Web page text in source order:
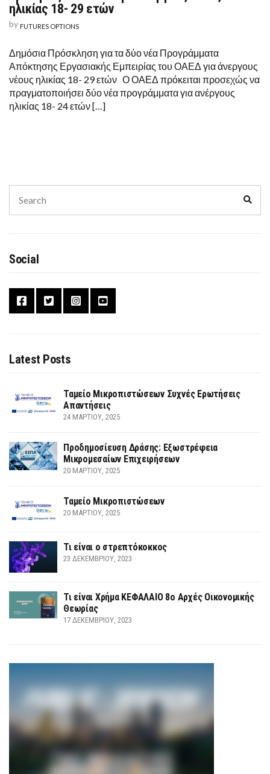
ηλικίας 18- 29 ετών
by FUTURES OPTIONS
Δημόσια Πρόσκληση για τα δύο νέα Προγράμματα
Απόκτησης Εργασιακής Εμπειρίας του ΟΑΕΔ για άνεργους
νέους ηλικίας 18- 29 ετών Ο ΟΑΕΔ πρόκειται προσεχώς να
πραγματοποιήσει δύο νέα προγράμματα για ανέργους
ηλικίας 18- 24 ετών […]
for:
Social
Latest Posts
Ταμείο Μικροπιστώσεων Συχνές Ερωτήσεις
Απαντήσεις
24 ΜΑΡΤΊΟΥ, 2025
Προδημοσίευση Δράσης: Εξωστρέφεια
Μικρομεσαίων Επιχειρήσεων
20 ΜΑΡΤΊΟΥ, 2025
Ταμείο Μικροπιστώσεων
20 ΜΑΡΤΊΟΥ, 2025
Τι είναι ο στρεπτόκοκκος
23 ΔΕΚΕΜΒΡΊΟΥ, 2023
Τι είναι Χρήμα ΚΕΦΑΛΑΙΟ 8ο Αρχές Οικονομικής
Θεωρίας
17 ΔΕΚΕΜΒΡΊΟΥ, 2023